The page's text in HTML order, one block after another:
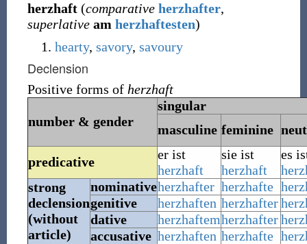
herzhaft (comparative herzhafter,
superlative am herzhaftesten)
hearty, savory, savoury
Declension
Positive forms of herzhaft
number & gender
singular
masculine feminine
predicative
er ist
herzhaft
sie ist
herzhaft
es
strong
declension
(without
article)
nominativeherzhafter herzhafte
genitive
herzhaften herzhafter
dative
herzhaftemherzhafter
accusative herzhaften herzhafte